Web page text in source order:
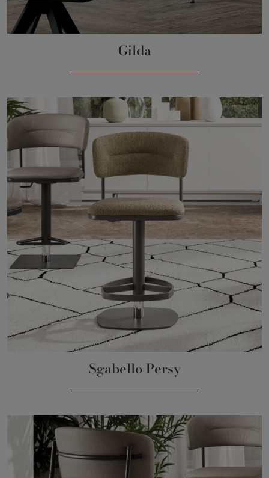
Gilda
Sgabello Persy